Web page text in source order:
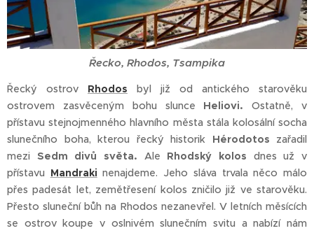
Řecko, Rhodos, Tsampika
Řecký ostrov Rhodos byl již od antického starověku
ostrovem zasvěceným bohu slunce Heliovi. Ostatně, v
přístavu stejnojmenného hlavního města stála kolosální socha
slunečního boha, kterou řecký historik Hérodotos zařadil
mezi Sedm divů světa. Ale Rhodský kolos dnes už v
přístavu Mandraki nenajdeme. Jeho sláva trvala něco málo
přes padesát let, zemětřesení kolos zničilo již ve starověku.
Přesto sluneční bůh na Rhodos nezanevřel. V letních měsících
se ostrov koupe v oslnivém slunečním svitu a nabízí nám